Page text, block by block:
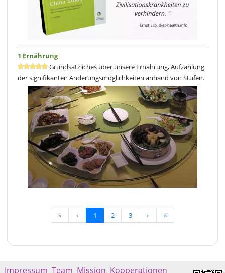
1 Ernährung
Grundsätzliches über unsere Ernährung, Aufzählung
der signifikanten Änderungsmöglichkeiten anhand von Stufen.
« ‹ 1 2 3 › »
Impressum Team Mission Kooperationen